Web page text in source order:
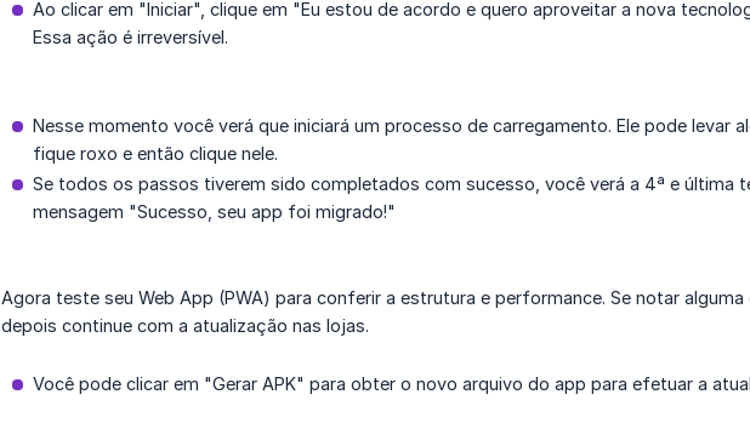
Ao clicar em "Iniciar", clique em "Eu estou de acordo e quero aproveitar a nova
Essa ação é irreversível.
Nesse momento você verá que iniciará um processo de carregamento. Ele pode levar
fique roxo e então clique nele.
Se todos os passos tiverem sido completados com sucesso, você verá a 4ª e última
mensagem "Sucesso, seu app foi migrado!"
Agora teste seu Web App (PWA) para conferir a estrutura e performance. Se notar
depois continue com a atualização nas lojas.
Você pode clicar em "Gerar APK" para obter o novo arquivo do app para efetuar a